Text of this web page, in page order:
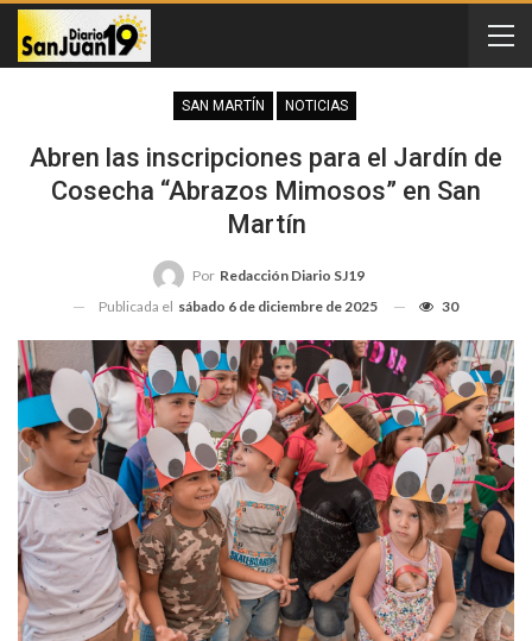
SAN MARTÍN NOTICIAS
Abren las inscripciones para el Jardín de
Cosecha “Abrazos Mimosos” en San
Martín
Por Redacción Diario SJ19
Publicada el sábado 6 de diciembre de 2025 30